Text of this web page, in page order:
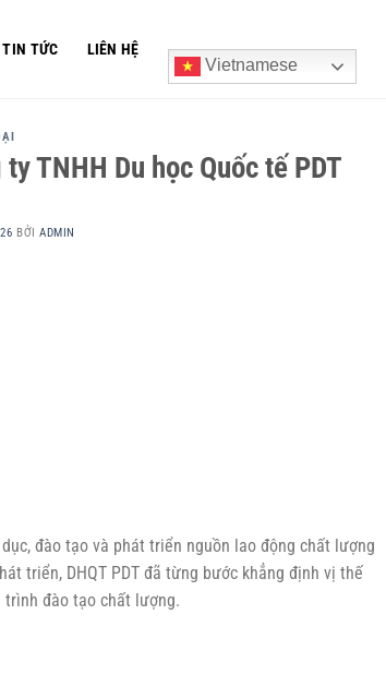
TIN TỨC
LIÊN HỆ
Vietnamese
TNHH Du học Quốc tế PDT
BỞIADMIN
đào tạo và phát triển nguồn lao động chất lượng
triển, DHQT PDT đã từng bước khẳng định vị thế
đào tạo chất lượng.